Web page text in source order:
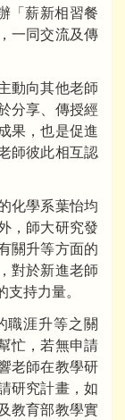
「薪新相習餐
一同交流及傳
動向其他老師
分享、傳授經
果，也是促進
師彼此相互認
化學系葉怡均
，師大研究發
關升等方面的
對於新進老師
持力量。
職涯升等之關
忙，若無申請
老師在教學研
研究計畫，如
教育部教學實